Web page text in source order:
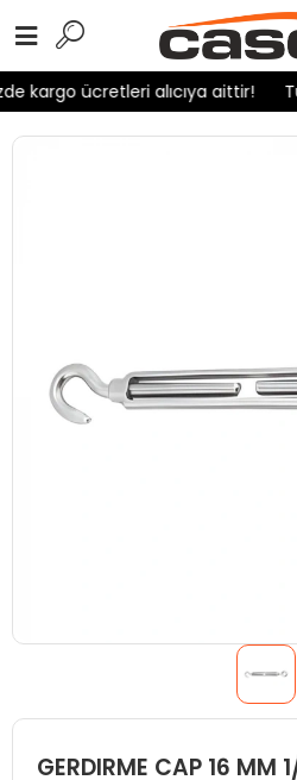
kargo ücretleri alıcıya aittir!
GERDIRME CAP 16 MM